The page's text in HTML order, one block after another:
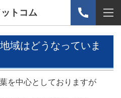
トコム
域はどうなっていま
を中心としておりますが